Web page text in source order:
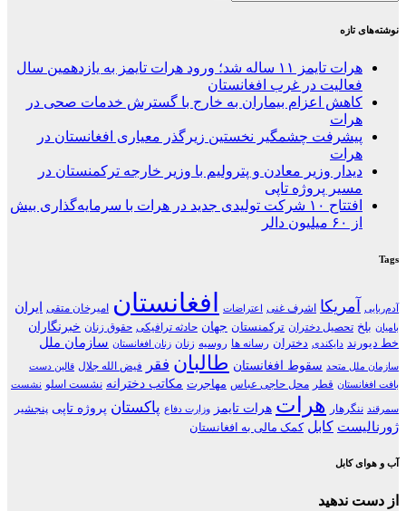
نوشته‌های تازه
هرات تایمز ۱۱ ساله شد؛ ورود هرات تایمز به یازدهمین سال
فعالیت در غرب افغانستان
کاهش اعزام بیماران به خارج با گسترش خدمات صحی در
هرات
پیشرفت چشمگیر نخستین زیرگذر معیاری افغانستان در
هرات
دیدار وزیر معادن و پترولیم با وزیر خارجه ترکمنستان در
مسیر پروژه تاپی
افتتاح ۱۰ شرکت تولیدی جدید در هرات با سرمایه‌گذاری بیش
از ۶۰ میلیون دالر
Tags
آدم‌ربایی آمریکا اشرف غنی اعتراضات افغانستان امیرخان متقی ایران
بامیان بلخ تحصیل دختران ترکمنستان جهان حادثه ترافیکی حقوق زنان خبرنگاران
خط دیورند دایکندی دختران رسانه ها روسیه زنان زنان افغانستان سازمان ملل
سازمان ملل متحد سقوط افغانستان طالبان فقر فیض الله جلال قالین دست
بافت افغانستان قطر محل حاجی عباس مهاجرت مکاتب دخترانه نشست اسلو نشست
سمرقند ننگرهار هرات هرات تایمز وزارت دفاع پاکستان پروژه تاپی پنجشیر
ژورنالیست کابل کمک مالی به افغانستان
آب و هوای کابل
از دست ندهید